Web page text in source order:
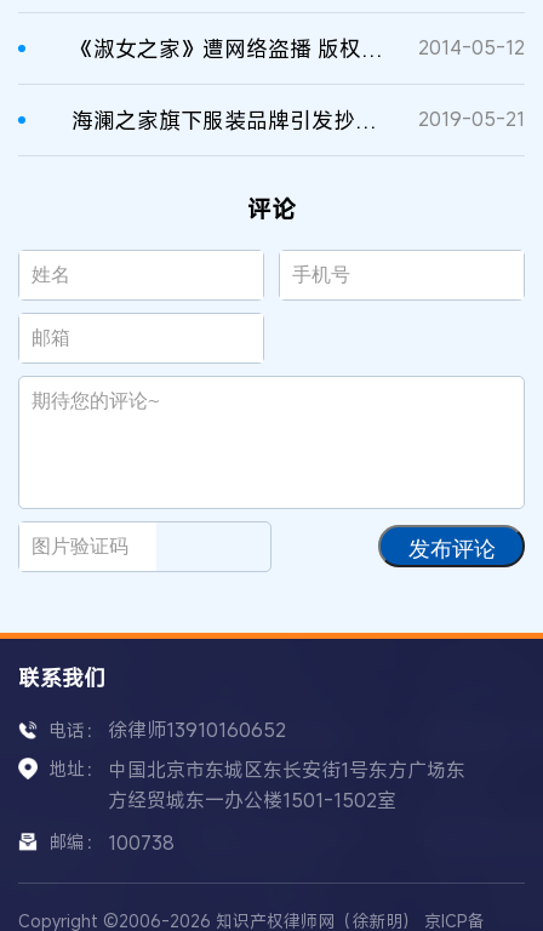
《淑女之家》遭网络盗播 版权方公开指责 2014-05-12
海澜之家旗下服装品牌引发抄袭之争 2019-05-21
评论
发布评论
联系我们
电话： 徐律师13910160652
地址：
中国北京市东城区东长安街1号东方广场东
方经贸城东一办公楼1501-1502室
邮编： 100738
Copyright ©2006-2026 知识产权律师网（徐新明） 京ICP备